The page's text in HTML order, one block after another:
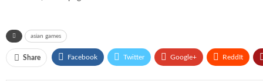
asian games
Share Facebook Twitter Google+ ReddIt